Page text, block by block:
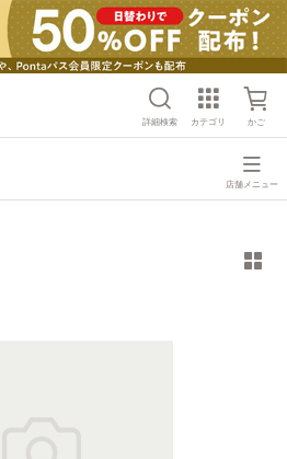
詳細検索 カテゴリ かご
店舗メニュー